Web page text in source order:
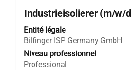
Titre
Industrieisolierer (m/w/
Entité légale
Bilfinger ISP Germany GmbH
Niveau professionnel
Professional
Sélectionnez
la
barre
d’espacement
pour